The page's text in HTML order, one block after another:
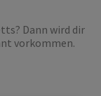
Dann wird dir
vorkommen.